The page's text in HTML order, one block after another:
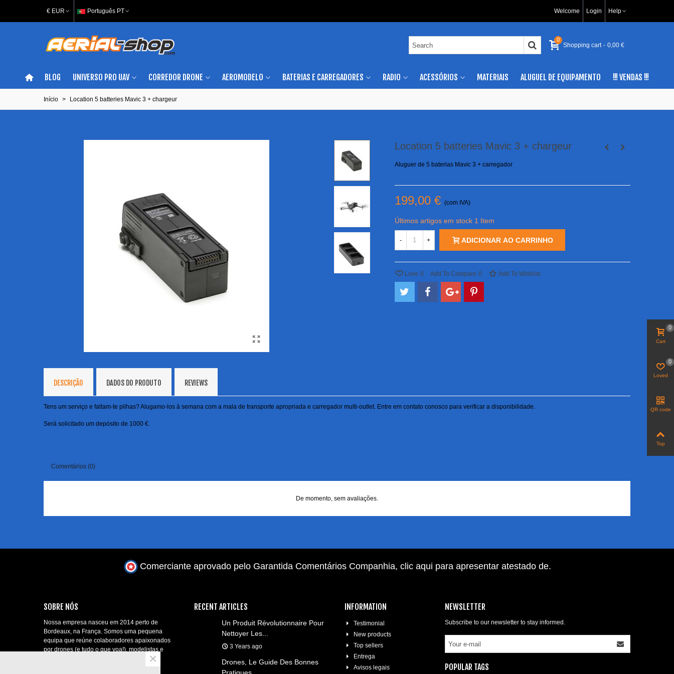
€ EUR Português PT Welcome Login Help
0
Shopping cart - 0,00 €
BLOG UNIVERSO PRO UAV CORREDOR DRONE AEROMODELO BATERIAS E CARREGADORES RADIO ACESSÓRIOS MATERIAIS ALUGUEL DE EQUIPAMENTO !!! VENDAS !!!
Início > Location 5 batteries Mavic 3 + chargeur
Location 5 batteries Mavic 3 + chargeur
Aluguer de 5 baterias Mavic 3 + carregador
199,00 € (com IVA)
Últimos artigos em stock 1 Item
- + ADICIONAR AO CARRINHO
Love 0 Add To Compare 0 Add To Wishlist
DESCRIÇÃO DADOS DO PRODUTO REVIEWS
Tens um serviço e faltam-te pilhas? Alugamo-los à semana com a mala de transporte apropriada e carregador multi-outlet. Entre em contato conosco para verificar a disponibilidade.
Será solicitado um depósito de 1000 €.
Comentários (0)
De momento, sem avaliações.
SOBRE NÓS
Nossa empresa nasceu em 2014 perto de
Bordeaux, na França. Somos uma pequena
equipa que reúne colaboradores apaixonados
por drones (e tudo o que voa!), modelistas e
RECENT ARTICLES
Un Produit Révolutionnaire Pour
Nettoyer Les...
3 Years ago
Drones, Le Guide Des Bonnes
INFORMATION
Testimonial
New products
Top sellers
Entrega
Avisos legais
NEWSLETTER
Subscribe to our newsletter to stay informed.
POPULAR TAGS
Comerciante aprovado pelo Garantida Comentários Companhia, clic aqui para apresentar atestado de.
Cart
0
Loved
0
QR code
Top
×